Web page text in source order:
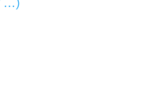
…)